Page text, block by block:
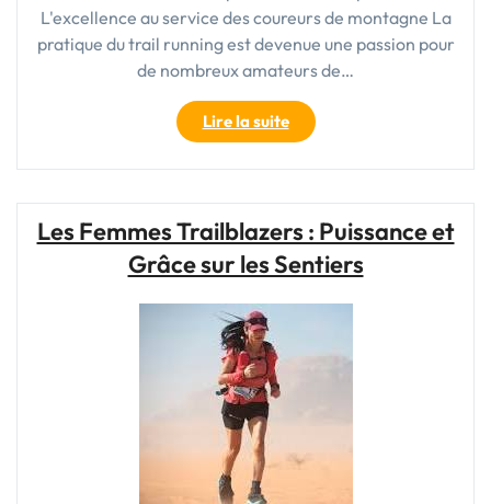
L'excellence au service des coureurs de montagne La
pratique du trail running est devenue une passion pour
de nombreux amateurs de…
Lire la suite"Découvrez
l’excellence
du
La
Sportiva"
Les Femmes Trailblazers : Puissance et
Grâce sur les Sentiers